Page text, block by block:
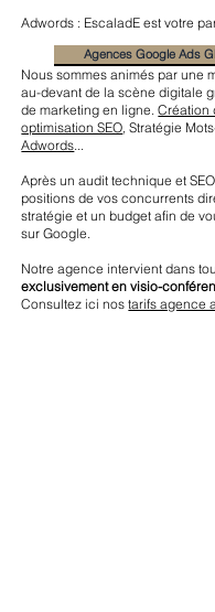
Nous sommes animés par une
au-devant de la scène digitale
de marketing en ligne.Création
optimisation SEO, Stratégie
Adwords...
Après un audit technique et
positions de vos concurrents
stratégie et un budget afin de
sur Google.
Notre agence intervient dans
exclusivement en visio-
Consultez ici nostarifs agence
Adwords : EscaladE est votre
Agences Google Ads